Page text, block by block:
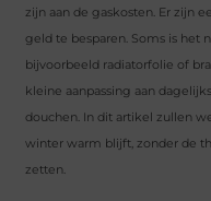
zijn aan de gaskosten. Er zijn
geld te besparen. Soms is het
bijvoorbeeld radiatorfolie of
kleine aanpassing aan
douchen. In dit artikel zullen
winter warm blijft, zonder de
zetten.